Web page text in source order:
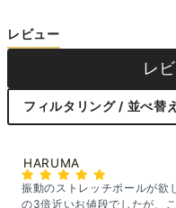
レビュー
レ
フィルタリング / 並べ替え
HARUMA
振動のストレッチポールが欲
の3倍近いお値段でしたが、